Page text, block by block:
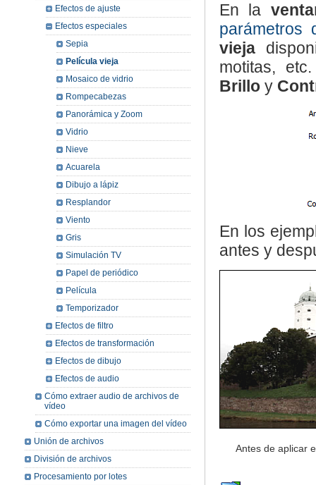
En la
parámetros
vieja
motitas,
Brillo y
En los
antes y
Antes de aplicar
Efectos de ajuste
Efectos especiales
Sepia
Película vieja
Mosaico de vidrio
Rompecabezas
Panorámica y Zoom
Vidrio
Nieve
Acuarela
Dibujo a lápiz
Resplandor
Viento
Gris
Simulación TV
Papel de periódico
Película
Temporizador
Efectos de filtro
Efectos de transformación
Efectos de dibujo
Efectos de audio
Cómo extraer audio de archivos de
vídeo
Cómo exportar una imagen del vídeo
Unión de archivos
División de archivos
Procesamiento por lotes